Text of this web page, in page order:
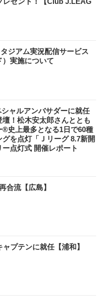
ジアム実況配信サービス
）実施について
ャルアンバサダーに就任
！松木安太郎さんととも
®史上最多となる1日で60種
を点灯「Ｊリーグ 8.7新開
点灯式 開催レポート
合流【広島】
プテンに就任【浦和】